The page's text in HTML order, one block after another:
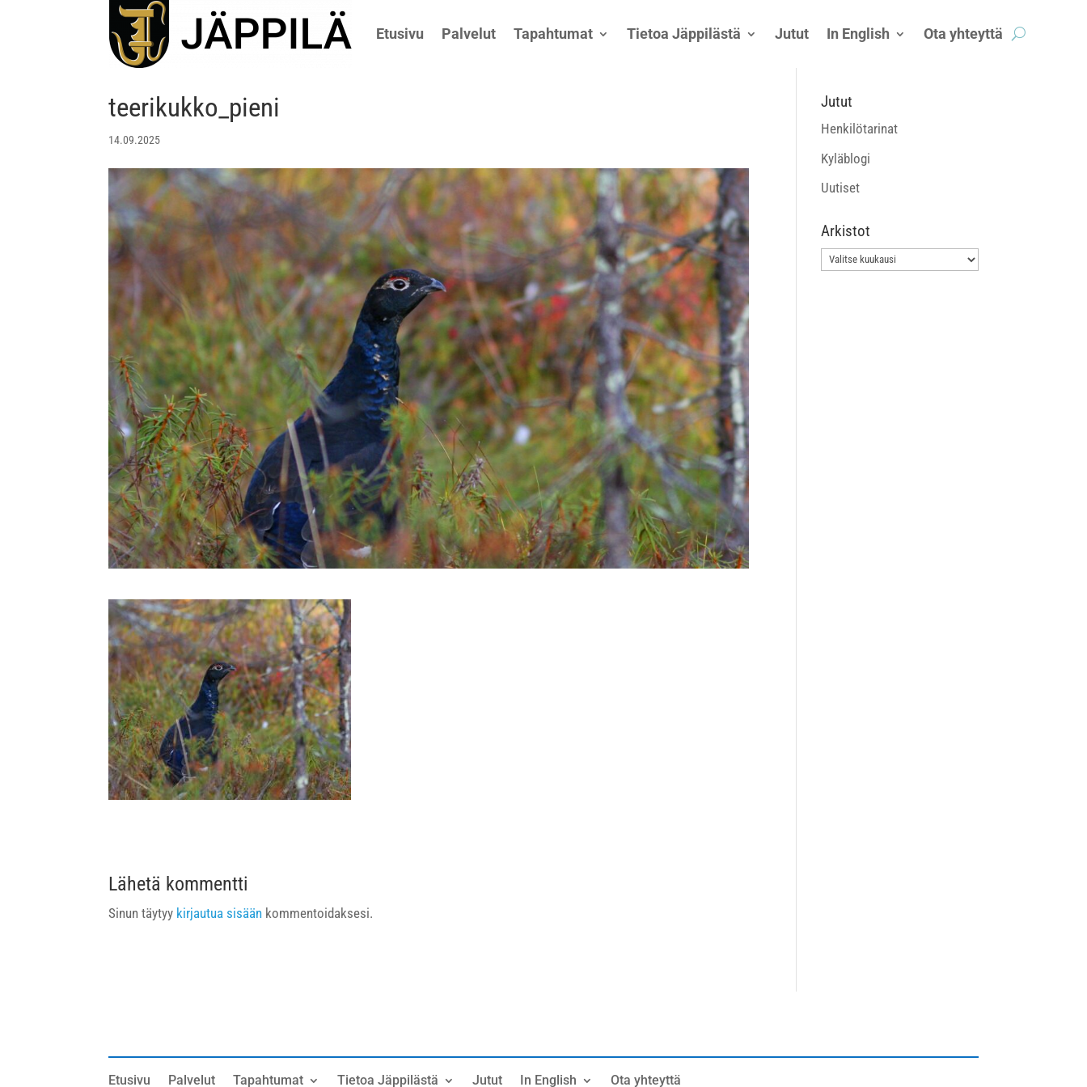
Etusivu Palvelut Tapahtumat Tietoa Jäppilästä Jutut In English Ota yhteyttä
teerikukko_pieni
14.09.2025
Lähetä kommentti
Sinun täytyy kirjautua sisään kommentoidaksesi.
Jutut
Henkilötarinat
Kyläblogi
Uutiset
Arkistot
Arkistot
Etusivu Palvelut Tapahtumat Tietoa Jäppilästä Jutut In English Ota yhteyttä